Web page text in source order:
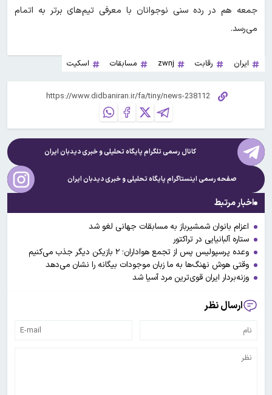
جمعه هم در رده سنی نوجوانان با معرفی تیم‌های برتر به اتمام
می‌رسد.
ایران رقابت zwnj مسابقات اسکیت
کانال رسمی تلگرام پایگاه تحلیلی و خبریدیدبان ایران
صفحه رسمی اینستاگرام پایگاه تحلیلی و خبریدیدبان ایران
اخبار مرتبط
اعزام بانوان شمشیرباز به مسابقات جهانی لغو شد
ستاره آلبانیایی در تراکتور
وعده پرسپولیس پس از تجمع هواداران؛ ۲ بازیکن دیگر جذب می‌کنیم
وقتی هوش نهنگ‌ها به ما زبان موجودات بیگانه را نشان می‌دهد
وزنه‌بردار ایران قوی‌ترین مرد آسیا شد
ارسال نظر